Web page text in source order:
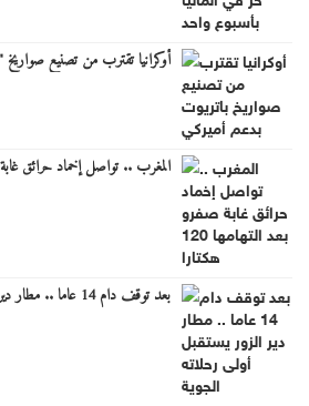
أوكرانيا تقترب من تصنيع
المغرب .. تواصل إخماد حرائق غابة صفرو
بعد توقف دام 14 عاما .. مطار دير الزور يستقبل أولى رحلاته الجوية